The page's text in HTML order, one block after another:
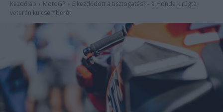
Kezdőlap MotoGP
Elkezdődött a tisztogatás? – a Honda kirúgta
veterán kulcsemberét